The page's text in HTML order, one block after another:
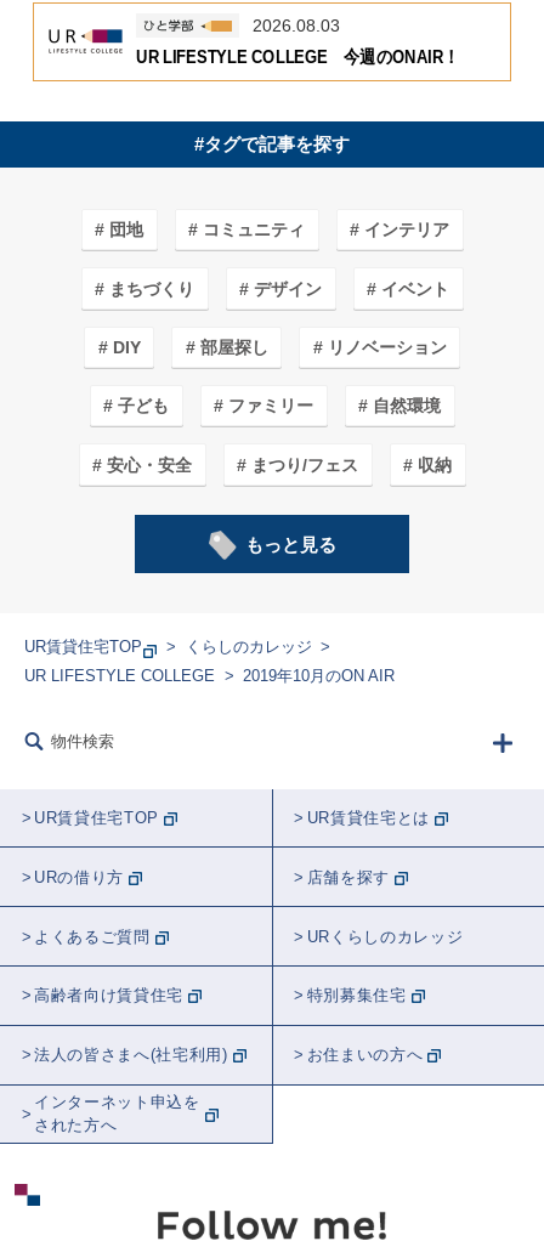
2026.08.03
UR LIFESTYLE COLLEGE 今週のONAIR！
#タグで記事を探す
団地 コミュニティ インテリア
まちづくり デザイン イベント
DIY 部屋探し リノベーション
子ども ファミリー 自然環境
安心・安全 まつり/フェス 収納
ガーデニング 家事
音楽 学校 睡眠
観葉植物 近居
スポット紹介 全国 埼玉
神奈川 関東 茨城
北海道 愛知 大阪
もっと見る
UR賃貸住宅TOP
くらしのカレッジ
UR LIFESTYLE COLLEGE
2019年10月のON AIR
物件検索
UR賃貸住宅TOP UR賃貸住宅とは
URの借り方 店舗を探す
よくあるご質問 URくらしのカレッジ
高齢者向け賃貸住宅 特別募集住宅
法人の皆さまへ(社宅利用) お住まいの方へ
インターネット申込を
された方へ